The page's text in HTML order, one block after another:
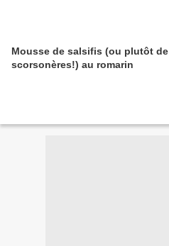
Mousse de salsifis (ou plutôt de
scorsonères!) au romarin